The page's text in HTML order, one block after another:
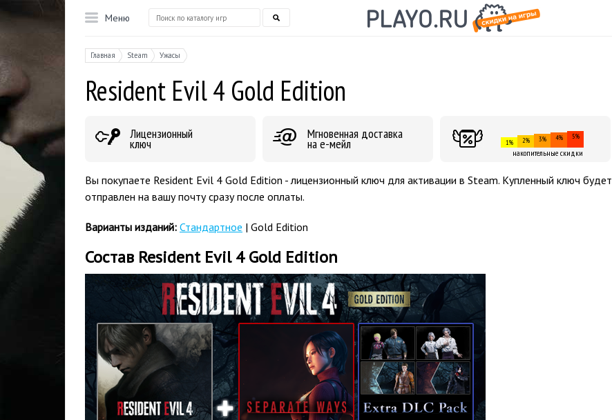
Меню
Главная Steam Ужасы
Resident Evil 4 Gold Edition
Лицензионный
ключ
Мгновенная доставка
на е-мейл 1% 2% 3% 4% 5%
накопительные скидки
Вы покупаете Resident Evil 4 Gold Edition - лицензионный ключ для активации в Steam. Купленный ключ будет
отправлен на вашу почту сразу после оплаты.
Варианты изданий: Стандартное | Gold Edition
Состав Resident Evil 4 Gold Edition